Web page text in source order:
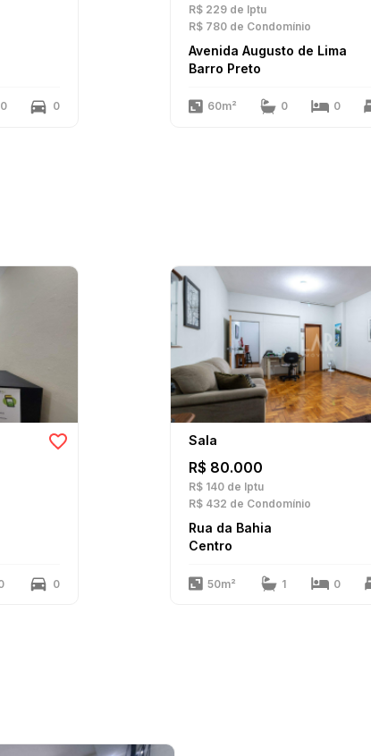
0 0
R$ 229 de Iptu
R$ 780 de Condomínio
Avenida Augusto de Lima
Barro Preto
60m² 0 0
0
Sala
R$ 80.000
R$ 140 de Iptu
R$ 432 de Condomínio
Rua da Bahia
Centro
50m² 1 0